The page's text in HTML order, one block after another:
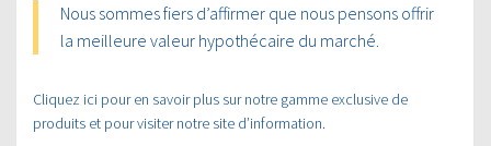
Nous sommes fiers d’affirmer que nous pensons offrir
la meilleure valeur hypothécaire du marché.
Cliquez ici pour en savoir plus sur notre gamme exclusive de
produits et pour visiter notre site d’information.